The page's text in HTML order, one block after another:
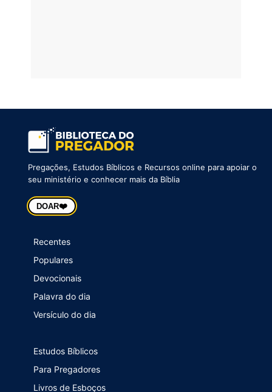
Pregações, Estudos Bíblicos e Recursos online para apoiar o
seu ministério e conhecer mais da Bíblia
DOAR❤️
Recentes
Populares
Devocionais
Palavra do dia
Versículo do dia
Estudos Bíblicos
Para Pregadores
Livros de Esboços